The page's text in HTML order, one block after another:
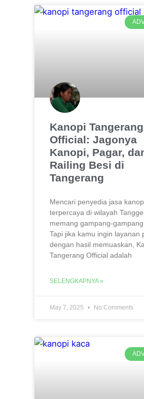
Kanopi Tangerang
Official: Jagonya
Kanopi, Pagar,
Railing Besi di
Tangerang
Mencari penyedia jasa
terpercaya di wilayah
memang gampang-
Tapi jika kamu ingin layanan
dengan hasil memuaskan,
Tangerang Official adalah
SELENGKAPNYA »
May 7, 2025 No Comments